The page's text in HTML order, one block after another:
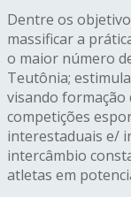
Dentre os
massificar a
o maior número
Teutônia;
visando formação
competições
interestaduais e/
intercâmbio
atletas em